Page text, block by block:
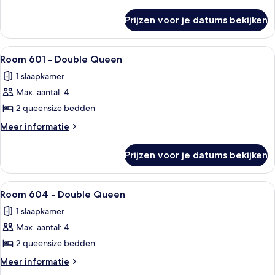
laden
611
Queen
Prijzen voor je datums bekijken
Alle
foto's
voor
Room
601
-
laden
Een hotelkamer met twee bedden,
5
Room 601 - Double Queen
1 slaapkamer
Max. aantal: 4
2 queensize bedden
Meer informatie
Meer
601
Double
Prijzen voor je datums bekijken
Alle
foto's
voor
Room
604
-
Een hotelkamer met twee bedden,
4
Room 604 - Double Queen
1 slaapkamer
Max. aantal: 4
2 queensize bedden
Meer informatie
Meer